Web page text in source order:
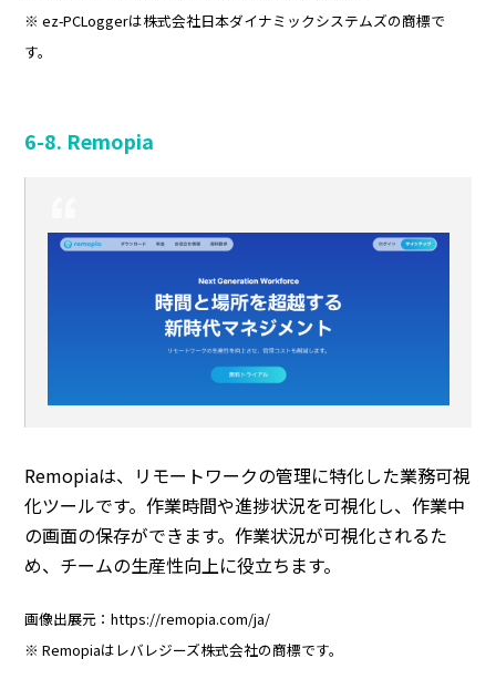
※ ez-PCLoggerは株式会社日本ダイナミックシステムズの商標で
す。
6-8. Remopia
Remopiaは、リモートワークの管理に特化した業務可視
化ツールです。作業時間や進捗状況を可視化し、作業中
の画面の保存ができます。作業状況が可視化されるた
め、チームの生産性向上に役立ちます。
画像出展元：https://remopia.com/ja/
※ Remopiaはレバレジーズ株式会社の商標です。